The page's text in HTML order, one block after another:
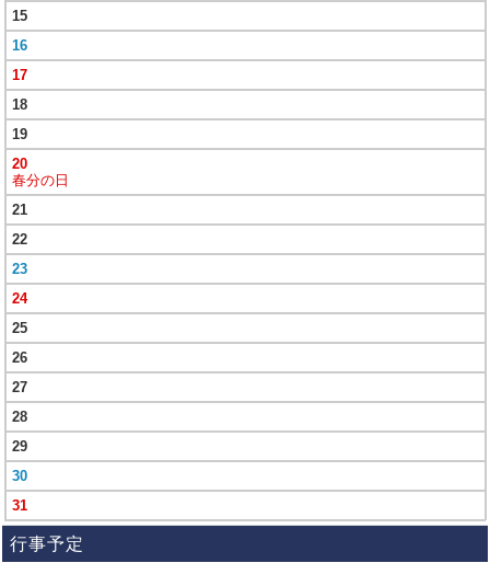
15
16
17
18
19
20
春分の日
21
22
23
24
25
26
27
28
29
30
31
行事予定